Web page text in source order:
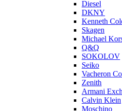
Diesel
DKNY
Kenneth
Skagen
Michael
Q&Q
SOKOLOV
Seiko
Vacheron
Zenith
Armani
Calvin Klein
Moschino